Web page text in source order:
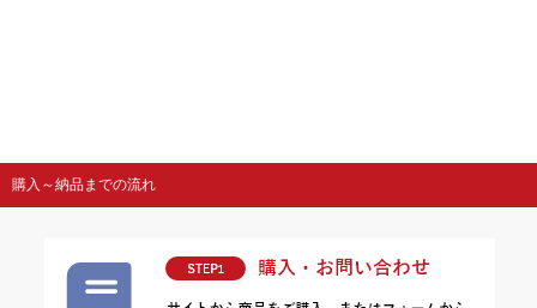
購入～納品までの流れ